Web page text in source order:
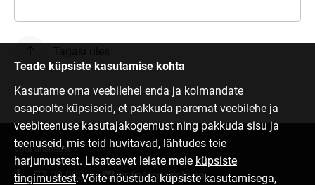
Teade küpsiste kasutamise kohta
Kasutame oma veebilehel enda ja kolmandate
osapoolte küpsiseid, et pakkuda paremat veebilehe ja
veebiteenuse kasutajakogemust ning pakkuda sisu ja
teenuseid, mis teid huvitavad, lähtudes teie
harjumustest. Lisateavet leiate meie küpsiste
tingimustest. Võite nõustuda küpsiste kasutamisega,
Võta ühendust
77 00 000 info@citadele.ee